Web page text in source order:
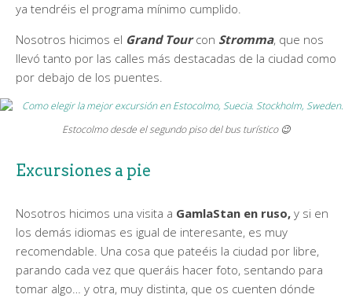
ya tendréis el programa mínimo cumplido.
Nosotros hicimos el Grand Tourcon Stromma, que nos
llevó tanto por las calles más destacadas de la ciudad como
por debajo de los puentes.
Estocolmo desde el segundo piso del bus turístico 😉
Excursiones a pie
Nosotros hicimos una visita a GamlaStan en ruso, y si en
los demás idiomas es igual de interesante, es muy
recomendable. Una cosa que pateéis la ciudad por libre,
parando cada vez que queráis hacer foto, sentando para
tomar algo… y otra, muy distinta, que os cuenten dónde